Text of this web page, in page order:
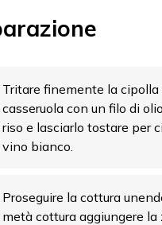
Tritare finemente la
casseruola con un filo di
riso e lasciarlo tostare per
vino bianco.
Proseguire la cottura
metà cottura aggiungere